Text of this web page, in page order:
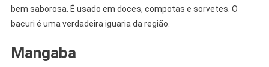
bem saborosa. É usado em doces, compotas e sorvetes. O
bacuri é uma verdadeira iguaria da região.
Mangaba